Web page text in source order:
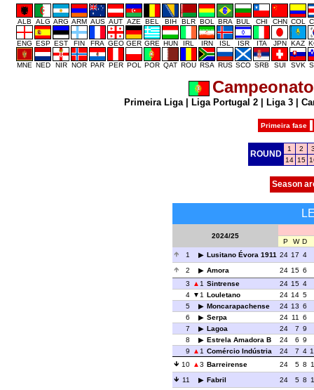
ALB ALG ARG ARM AUS AUT AZE BEL BIH BLR BOL BRA BUL CHI CHN COL
ENG ESP EST FIN FRA GEO GER GRE HUN IRL IRN ISL ISR ITA JPN KAZ
MNE NED NIR NOR PAR PER POL POR QAT ROU RSA RUS SCO SRB SUI SVK
Primeira Liga| Liga Portugal 2| Liga 3|
Primeira fase
ROUND
1 2
14 15
Season
2024/25
P W D
1
Lusitano Évora 1911 24 17 4
2
Amora 24 15 6
3
1 Sintrense 24 15 4
4
1 Louletano 24 14 5
5
Moncarapachense 24 13 6
6
Serpa 24 11 6
7
Lagoa 24 7 9
8
Estrela Amadora B 24 6 9
9
1 Comércio Indústria 24 7 4
10
3 Barreirense 24 5 8
11
Fabril 24 5 8